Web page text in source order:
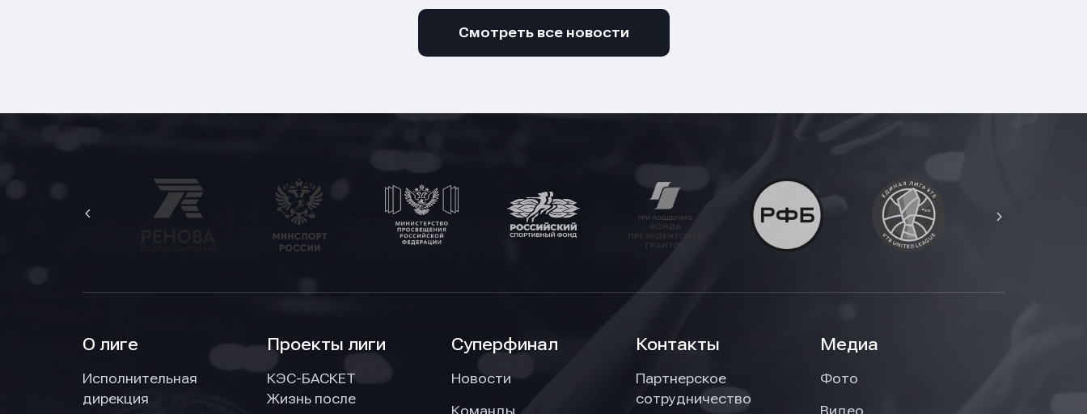
Смотреть все новости
О лиге
Исполнительная
дирекция
Проекты лиги
КЭС-БАСКЕТ
Жизнь после
Суперфинал
Новости
Команды
Контакты
Партнерское
сотрудничество
Медиа
Фото
Видео